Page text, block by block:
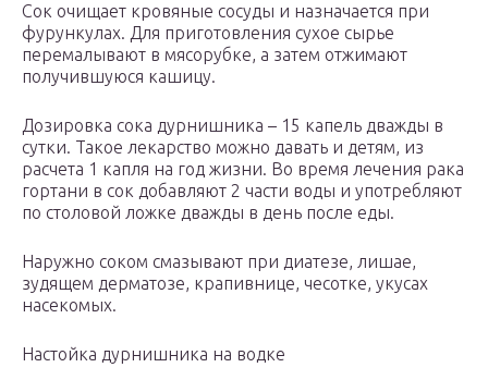
Сок очищает кровяные сосуды и назначается при
фурункулах. Для приготовления сухое сырье
перемалывают в мясорубке, а затем отжимают
получившуюся кашицу.
Дозировка сока дурнишника – 15 капель дважды в
сутки. Такое лекарство можно давать и детям, из
расчета 1 капля на год жизни. Во время лечения рака
гортани в сок добавляют 2 части воды и употребляют
по столовой ложке дважды в день после еды.
Наружно соком смазывают при диатезе, лишае,
зудящем дерматозе, крапивнице, чесотке, укусах
насекомых.
Настойка дурнишника на водке